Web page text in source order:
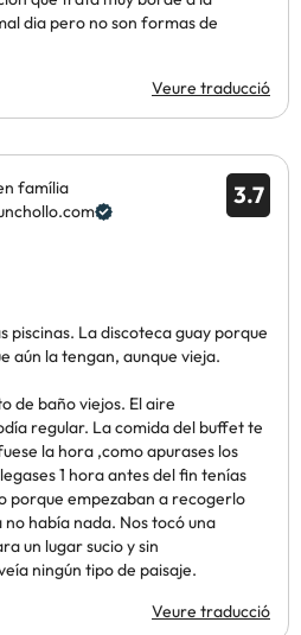
dia pero no son formas de
Veure traducció
3.7
família
piscinas. La discoteca guay porque
aún la tengan, aunque vieja.
de baño viejos. El aire
regular. La comida del buffet te
la hora ,como apurases los
1 hora antes del fin tenías
porque empezaban a recogerlo
no había nada. Nos tocó una
un lugar sucio y sin
ningún tipo de paisaje.
Veure traducció